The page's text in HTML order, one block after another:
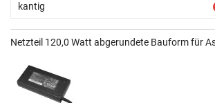
kantig
Netzteil 120,0 Watt abgerundete Bauform für